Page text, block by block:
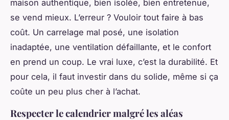
maison authentique, bien isolée, bien entretenue,
se vend mieux. L’erreur ? Vouloir tout faire à bas
coût. Un carrelage mal posé, une isolation
inadaptée, une ventilation défaillante, et le confort
en prend un coup. Le vrai luxe, c’est la durabilité. Et
pour cela, il faut investir dans du solide, même si ça
coûte un peu plus cher à l’achat.
Respecter le calendrier malgré les aléas